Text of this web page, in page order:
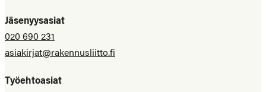
Jäsenyysasiat
020 690 231
asiakirjat@rakennusliitto.fi
Työehtoasiat